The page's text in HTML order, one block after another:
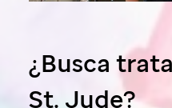
¿Busca
St. Jude?